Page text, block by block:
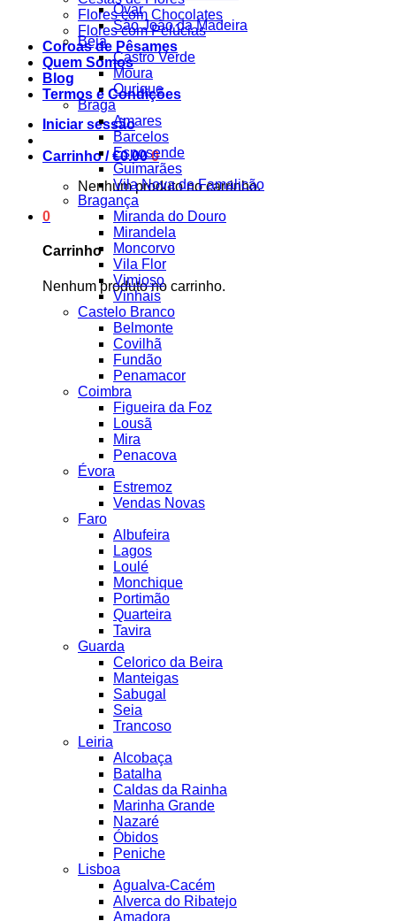
Flores com Chocolates
Flores com Pelúcias
Coroas de Pêsames
Quem Somos
Blog
Termos e Condições
Iniciar sessão
Carrinho /€0.00 0
Nenhum produto no carrinho.
0
Carrinho
Nenhum produto no carrinho.
Ovar
São João da Madeira
Beja
Castro Verde
Moura
Ourique
Braga
Amares
Barcelos
Esposende
Guimarães
Vila Nova de Famalicão
Bragança
Miranda do Douro
Mirandela
Moncorvo
Vila Flor
Vimioso
Vinhais
Castelo Branco
Belmonte
Covilhã
Fundão
Penamacor
Coimbra
Figueira da Foz
Lousã
Mira
Penacova
Évora
Estremoz
Vendas Novas
Faro
Albufeira
Lagos
Loulé
Monchique
Portimão
Quarteira
Tavira
Guarda
Celorico da Beira
Manteigas
Sabugal
Seia
Trancoso
Leiria
Alcobaça
Batalha
Caldas da Rainha
Marinha Grande
Nazaré
Óbidos
Peniche
Lisboa
Agualva-Cacém
Alverca do Ribatejo
Amadora